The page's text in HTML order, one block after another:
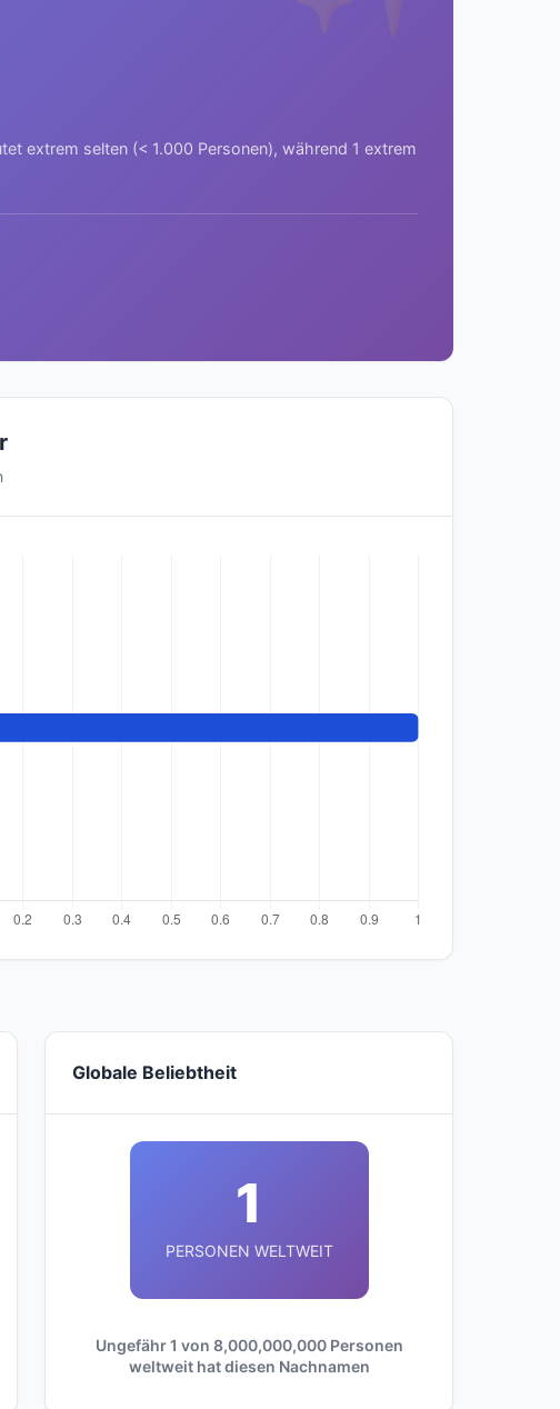
extrem selten (< 1.000 Personen), während 1 extrem
Globale Beliebtheit
1
PERSONEN WELTWEIT
Ungefähr 1 von 8,000,000,000 Personen
weltweit hat diesen Nachnamen